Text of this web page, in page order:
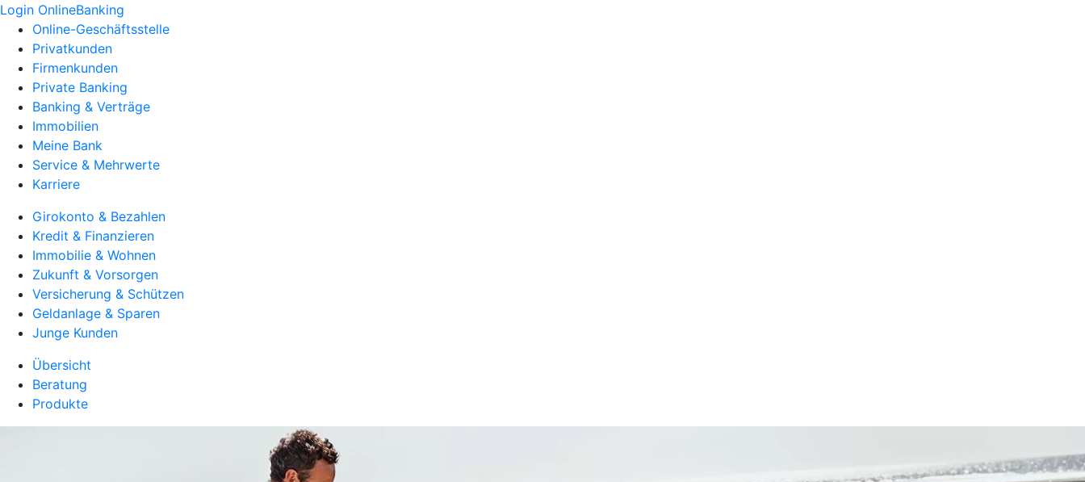
Login OnlineBanking
Online-Geschäftsstelle
Privatkunden
Firmenkunden
Private Banking
Banking & Verträge
Immobilien
Meine Bank
Service & Mehrwerte
Karriere
Girokonto & Bezahlen
Kredit & Finanzieren
Immobilie & Wohnen
Zukunft & Vorsorgen
Versicherung & Schützen
Geldanlage & Sparen
Junge Kunden
Übersicht
Beratung
Produkte